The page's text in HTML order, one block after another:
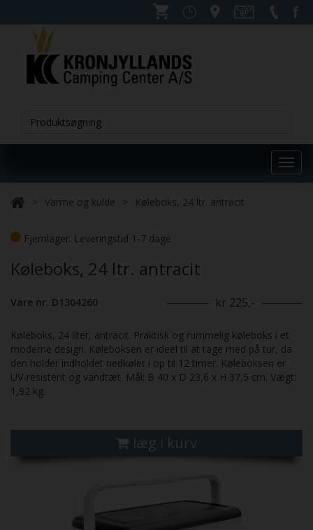
Varme og kulde Køleboks, 24 ltr. antracit
Fjernlager. Leveringstid 1-7 dage
Køleboks, 24 ltr. antracit
Vare nr. D1304260 kr 225,-
Køleboks, 24 liter, antracit. Praktisk og rummelig køleboks i et
moderne design. Køleboksen er ideel til at tage med på tur, da
den holder indholdet nedkølet i op til 12 timer. Køleboksen er
UV-resistent og vandtæt. Mål: B 40 x D 23,6 x H 37,5 cm. Vægt:
1,92 kg.
læg i kurv